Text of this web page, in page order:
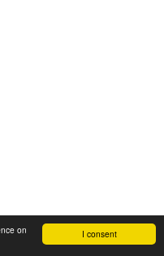
I consent
on